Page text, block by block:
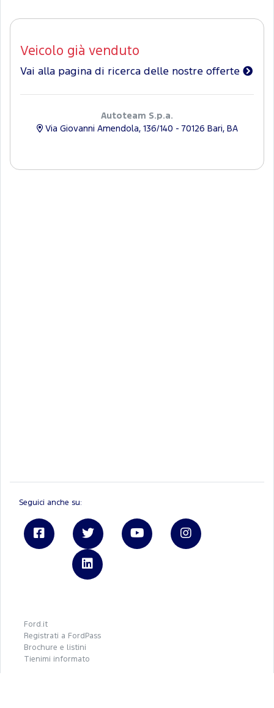
Veicolo già venduto
Vai alla pagina di ricerca delle nostre offerte
Autoteam S.p.a.
Via Giovanni Amendola, 136/140 - 70126 Bari, BA
Seguici anche su:
Ford.it
Registrati a FordPass
Brochure e listini
Tienimi informato